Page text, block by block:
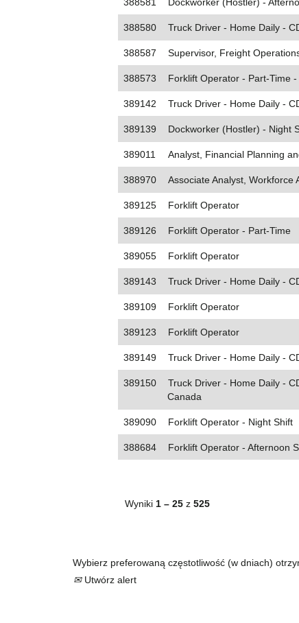
388580 Truck Driver - Home Daily -
388587 Supervisor, Freight
388573 Forklift Operator - Part-Time
389142 Truck Driver - Home Daily -
389139 Dockworker (Hostler) - Night
389011 Analyst, Financial Planning
388970 Associate Analyst, Workforce
389125 Forklift Operator
389126 Forklift Operator - Part-Time
389055 Forklift Operator
389143 Truck Driver - Home Daily -
389109 Forklift Operator
389123 Forklift Operator
389149 Truck Driver - Home Daily -
389150
Truck Driver - Home Daily -
Canada
389090 Forklift Operator - Night Shift
388684 Forklift Operator - Afternoon
Wyniki 1 – 25 z 525
Wybierz preferowaną częstotliwość (w dniach)
Utwórz alert